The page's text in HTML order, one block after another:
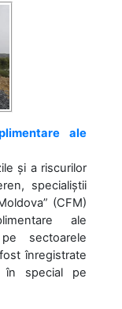
ale
și a riscurilor
specialiștii
(CFM)
ale
sectoarele
înregistrate
în special pe